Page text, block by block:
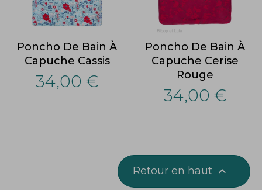
Poncho De Bain À
Capuche Cassis
34,00 €
Poncho De Bain À
Capuche Cerise
Rouge
34,00 €
Retour en haut 